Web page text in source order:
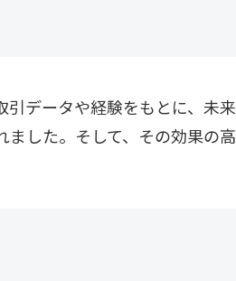
データや経験をもとに、未来
した。そして、その効果の高